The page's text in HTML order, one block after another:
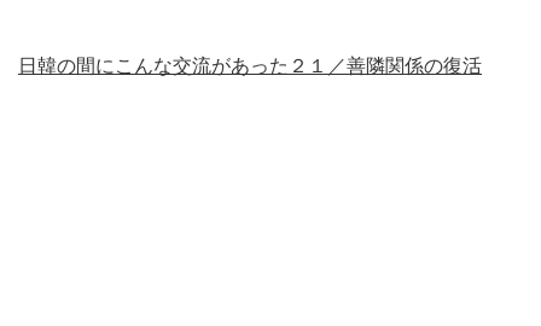
日韓の間にこんな交流があった２１／善隣関係の復活